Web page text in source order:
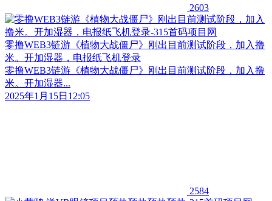
2603
零撸WEB3链游《植物大战僵尸》刚出目前测试阶段，加入撸
米。开加湿器，电报纸飞机登录
零撸WEB3链游《植物大战僵尸》刚出目前测试阶段，加入撸
米。开加湿器...
2025年1月15日12:05
2584